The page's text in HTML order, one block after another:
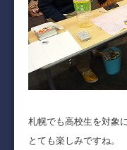
札幌でも高校生を対象
とても楽しみですね。